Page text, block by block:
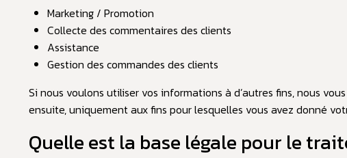
Marketing / Promotion
Collecte des commentaires des clients
Assistance
Gestion des commandes des clients
Si nous voulons utiliser vos informations à d’autres fins, nous
ensuite, uniquement aux fins pour lesquelles vous avez donné
Quelle est la base légale pour le